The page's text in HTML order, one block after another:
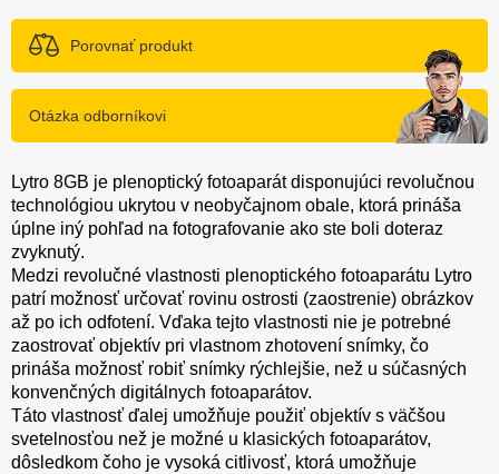
Porovnať produkt
Otázka odborníkovi
Lytro 8GB je plenoptický fotoaparát disponujúci revolučnou
technológiou ukrytou v neobyčajnom obale, ktorá prináša
úplne iný pohľad na fotografovanie ako ste boli doteraz
zvyknutý.
Medzi revolučné vlastnosti plenoptického fotoaparátu Lytro
patrí možnosť určovať rovinu ostrosti (zaostrenie) obrázkov
až po ich odfotení. Vďaka tejto vlastnosti nie je potrebné
zaostrovať objektív pri vlastnom zhotovení snímky, čo
prináša možnosť robiť snímky rýchlejšie, než u súčasných
konvenčných digitálnych fotoaparátov.
Táto vlastnosť ďalej umožňuje použiť objektív s väčšou
svetelnosťou než je možné u klasických fotoaparátov,
dôsledkom čoho je vysoká citlivosť, ktorá umožňuje